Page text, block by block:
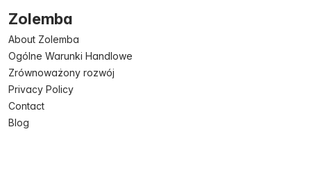
Zolemba
About Zolemba
Ogólne Warunki Handlowe
Zrównoważony rozwój
Privacy Policy
Contact
Blog